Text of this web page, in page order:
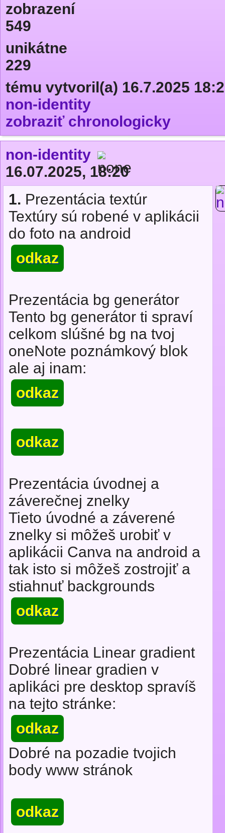
zobrazení
549
unikátne
229
tému vytvoril(a) 16.7.2025
non-identity
zobraziť chronologicky
non-identity
16.07.2025, 18:20
1. Prezentácia textúr
Textúry sú robené v aplikácii
do foto na android
odkaz
Prezentácia bg generátor
Tento bg generátor ti spraví
celkom slúšné bg na tvoj
oneNote poznámkový blok
ale aj inam:
odkaz
odkaz
Prezentácia úvodnej a
záverečnej znelky
Tieto úvodné a záverené
znelky si môžeš urobiť v
aplikácii Canva na android a
tak isto si môžeš zostrojiť a
stiahnuť backgrounds
odkaz
Prezentácia Linear gradient
Dobré linear gradien v
aplikáci pre desktop spravíš
na tejto stránke:
odkaz
Dobré na pozadie tvojich
body www stránok
odkaz